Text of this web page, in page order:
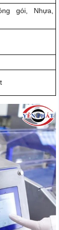
gói, Nhựa,